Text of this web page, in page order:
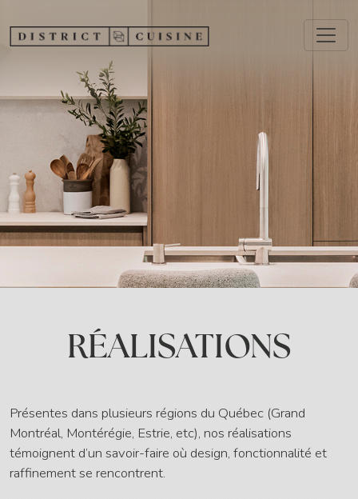
RÉALISATIONS
Présentes dans plusieurs régions du Québec (Grand
Montréal, Montérégie, Estrie, etc), nos réalisations
témoignent d’un savoir-faire où design, fonctionnalité et
raffinement se rencontrent.